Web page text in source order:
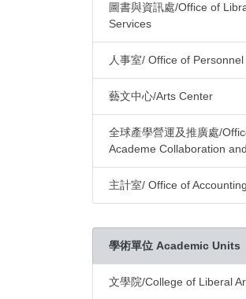
圖書與資訊處/Office of
Services
人事室/ Office of
藝文中心/Arts Center
全球產學營運及推廣處/
Academe Collaboration
主計室/ Office of Accounting
學術單位 Academic Units
文學院/College of Liberal